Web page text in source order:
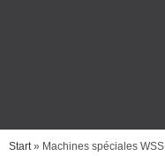
Start» Machines spéciales WSS